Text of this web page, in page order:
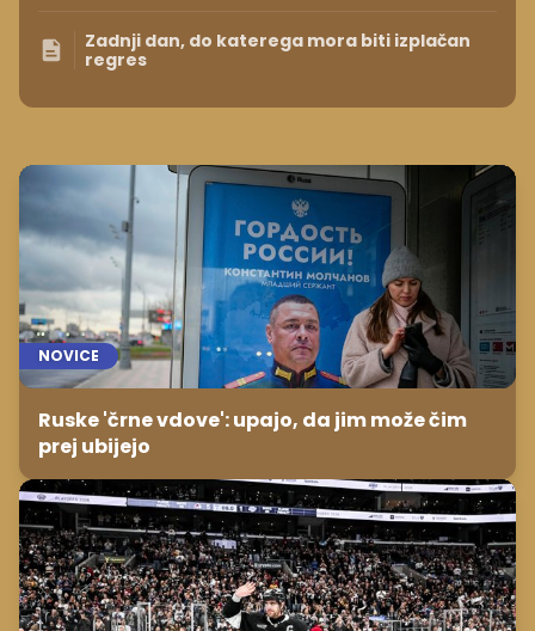
Zadnji dan, do katerega mora biti izplačan
regres
NOVICE
Ruske 'črne vdove': upajo, da jim može čim
prej ubijejo